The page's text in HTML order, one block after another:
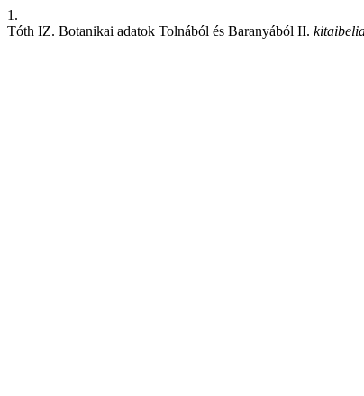
1.
Tóth IZ. Botanikai adatok Tolnából és Baranyából II.